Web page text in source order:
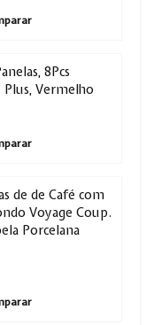
8Pcs
Vermelho
de de Café com
Voyage Coup.
Porcelana